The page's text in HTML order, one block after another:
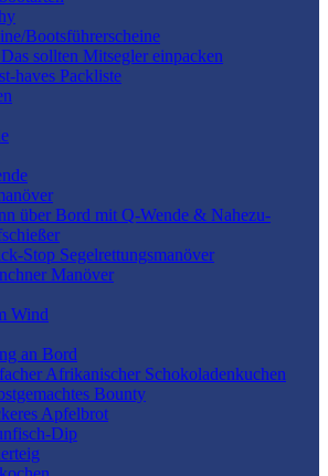
Bootsführerscheine
sollten Mitsegler einpacken
haves Packliste
über Bord mit Q-Wende & Nahezu-
Stop Segelrettungsmanöver
Manöver
Wind
an Bord
Afrikanischer Schokoladenkuchen
Bounty
Apfelbrot
Dip